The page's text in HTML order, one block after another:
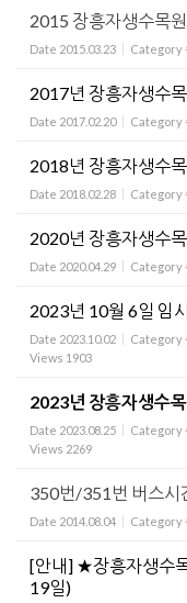
2015 장흥자생수목
Date 2015.03.23 Category
2017년 장흥자생수
Date 2017.02.20 Category
2018년 장흥자생수
Date 2018.02.28 Category
2020년 장흥자생수
Date 2020.04.29 Category
2023년 10월 6일 임
Date 2023.10.02 Category
Views 1903
2023년 장흥자생수
Date 2023.08.25 Category
Views 2269
350번/351번 버스시
Date 2014.08.04 Category
[안내] ★장흥자생수목
19일)